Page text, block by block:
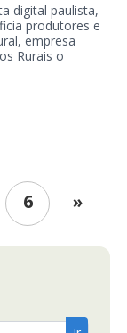
digital paulista,
produtores e
empresa
Rurais o
6 »